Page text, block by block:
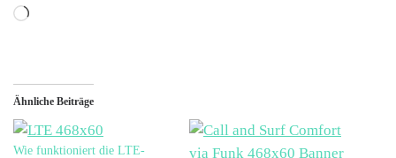
Wird geladen …
Ähnliche Beiträge
Wie funktioniert die LTE-